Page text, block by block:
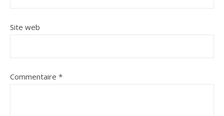
Site web
Commentaire *